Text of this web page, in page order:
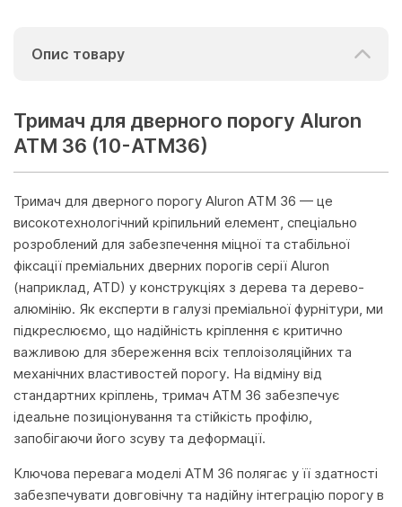
Опис товару
Тримач для дверного порогу Aluron
ATM 36 (10-ATM36)
Тримач для дверного порогу Aluron ATM 36 — це
високотехнологічний кріпильний елемент, спеціально
розроблений для забезпечення міцної та стабільної
фіксації преміальних дверних порогів серії Aluron
(наприклад, ATD) у конструкціях з дерева та дерево-
алюмінію. Як експерти в галузі преміальної фурнітури, ми
підкреслюємо, що надійність кріплення є критично
важливою для збереження всіх теплоізоляційних та
механічних властивостей порогу. На відміну від
стандартних кріплень, тримач ATM 36 забезпечує
ідеальне позиціонування та стійкість профілю,
запобігаючи його зсуву та деформації.
Ключова перевага моделі ATM 36 полягає у її здатності
забезпечувати довговічну та надійну інтеграцію порогу в